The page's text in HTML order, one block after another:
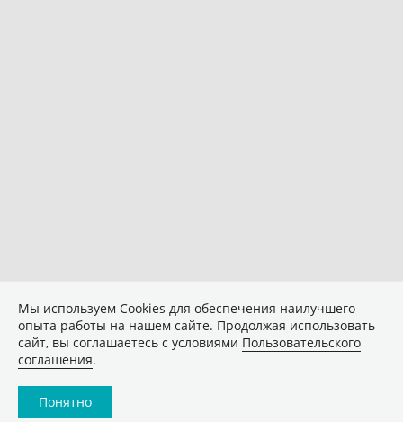
Мы используем Сookies для обеспечения наилучшего
опыта работы на нашем сайте. Продолжая использовать
сайт, вы соглашаетесь с условиями Пользовательского
соглашения.
Понятно